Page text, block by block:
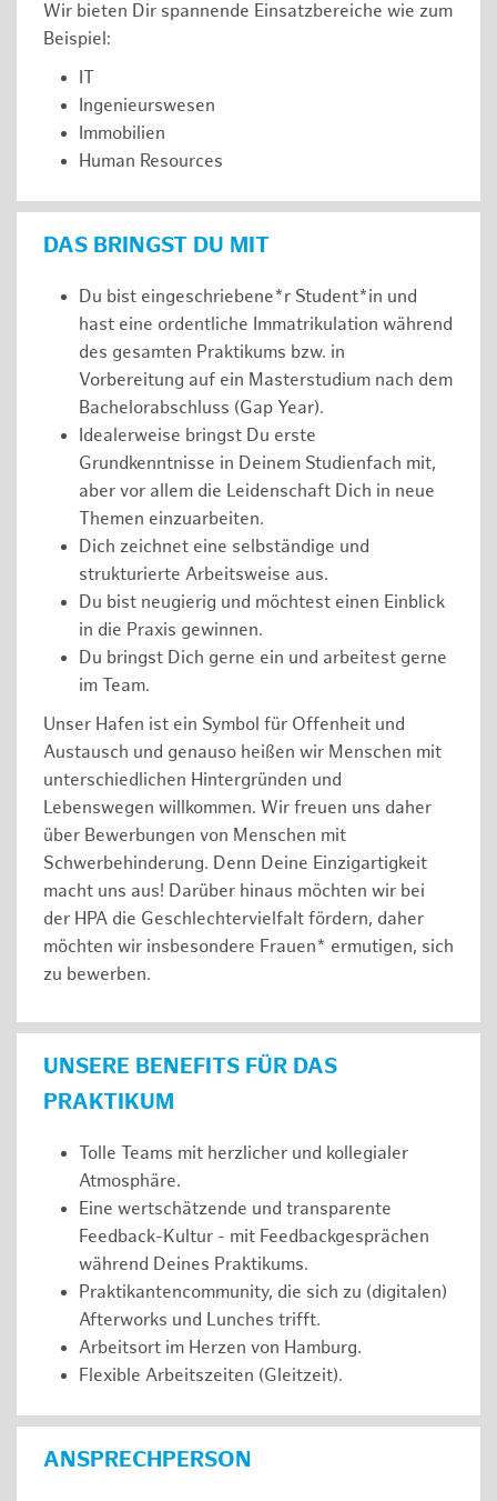
Wir bieten Dir spannende Einsatzbereiche wie zum
Beispiel:
IT
Ingenieurswesen
Immobilien
Human Resources
DAS BRINGST DU MIT
Du bist eingeschriebene*r Student*in und
hast eine ordentliche Immatrikulation während
des gesamten Praktikums bzw. in
Vorbereitung auf ein Masterstudium nach dem
Bachelorabschluss (Gap Year).
Idealerweise bringst Du erste
Grundkenntnisse in Deinem Studienfach mit,
aber vor allem die Leidenschaft Dich in neue
Themen einzuarbeiten.
Dich zeichnet eine selbständige und
strukturierte Arbeitsweise aus.
Du bist neugierig und möchtest einen Einblick
in die Praxis gewinnen.
Du bringst Dich gerne ein und arbeitest gerne
im Team.
Unser Hafen ist ein Symbol für Offenheit und
Austausch und genauso heißen wir Menschen mit
unterschiedlichen Hintergründen und
Lebenswegen willkommen. Wir freuen uns daher
über Bewerbungen von Menschen mit
Schwerbehinderung. Denn Deine Einzigartigkeit
macht uns aus! Darüber hinaus möchten wir bei
der HPA die Geschlechtervielfalt fördern, daher
möchten wir insbesondere Frauen* ermutigen, sich
zu bewerben.
UNSERE BENEFITS FÜR DAS
PRAKTIKUM
Tolle Teams mit herzlicher und kollegialer
Atmosphäre.
Eine wertschätzende und transparente
Feedback-Kultur - mit Feedbackgesprächen
während Deines Praktikums.
Praktikantencommunity, die sich zu (digitalen)
Afterworks und Lunches trifft.
Arbeitsort im Herzen von Hamburg.
Flexible Arbeitszeiten (Gleitzeit).
ANSPRECHPERSON